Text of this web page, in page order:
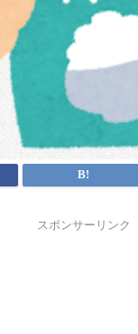
スポンサーリンク